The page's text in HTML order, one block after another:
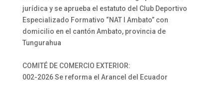
jurídica y se aprueba el estatuto del Club Deportivo
Especializado Formativo “NAT I Ambato” con
domicilio en el cantón Ambato, provincia de
Tungurahua
COMITÉ DE COMERCIO EXTERIOR:
002-2026 Se reforma el Arancel del Ecuador